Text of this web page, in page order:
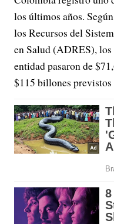
los últimos años.
los Recursos del
en Salud (ADRES),
entidad pasaron de
$115 billones